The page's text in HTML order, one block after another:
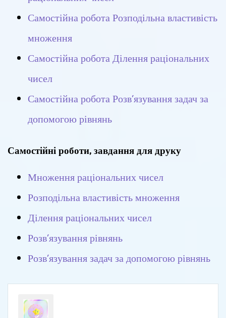
Самостійна робота Розподільна властивість
множення
Самостійна робота Ділення раціональних
чисел
Самостійна робота Розв’язування задач за
допомогою рівнянь
Самостійні роботи, завдання для друку
Множення раціональних чисел
Розподільна властивість множення
Ділення раціональних чисел
Розв’язування рівнянь
Розв’язування задач за допомогою рівнянь